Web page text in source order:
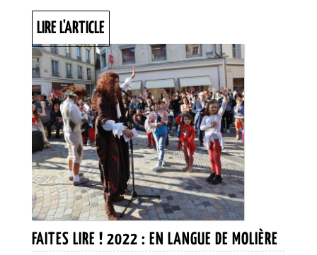
LIRE L'ARTICLELIRE
L'ARTICLE
FAITES LIRE ! 2022 : EN LANGUE DE MOLIÈRE